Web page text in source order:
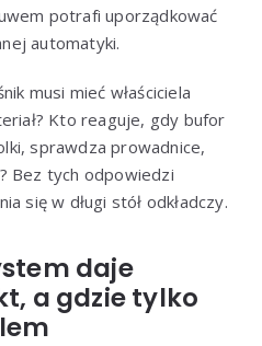
potrafi uporządkować
automatyki.
musi mieć właściciela
Kto reaguje, gdy bufor
sprawdza prowadnice,
Bez tych odpowiedzi
się w długi stół odkładczy.
daje
a gdzie tylko